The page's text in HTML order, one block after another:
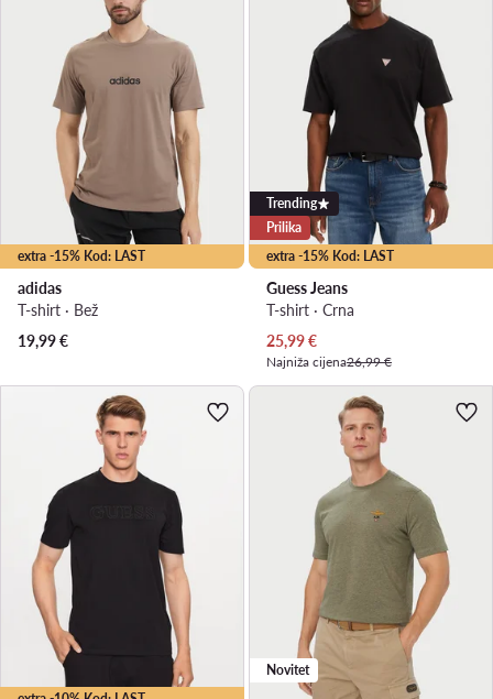
extra -15% Kod: LAST
adidas
T-shirt · Bež
19,99€
extra -15% Kod: LAST
Trending
Prilika
Guess Jeans
T-shirt · Crna
Trenutna cijena
25,99€
Najniža cijena26,99 €
Novitet